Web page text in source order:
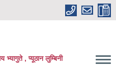
भ्यागुते , प्यूठान लुम्बिनी